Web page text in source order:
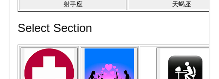
射手座 天蝎座
Select Section